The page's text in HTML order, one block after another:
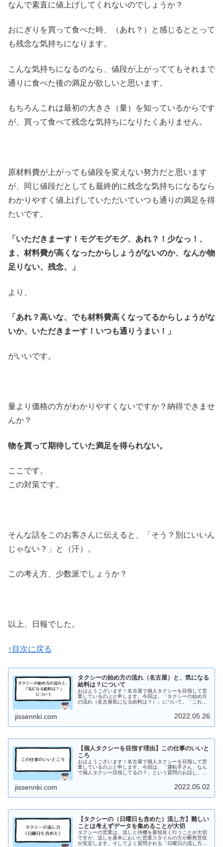
なんで素直に値上げしてくれないのでしょうか？
おにぎりを買って食べた時、（あれ？）と感じるととって
も残念な気持ちになります。
こんな気持ちになるのなら、値段が上がっててもそれまで
通りに食べた後の満足が欲しいと思います。
もちろんこれは最初の大きさ（量）を知っているからです
が、買って食べて残念な気持ちになりたくありません。
原材料費が上がっても値段を変えない努力だと思います
が、同じ値段だとしても最終的に残念な気持ちになるなら
わかりやすく値上げしていただいていつも通りの満足を得
たいです。
「いただきまーす！モグモグモグ、あれ？！少なっ！、
ま、材料費が高くなったからしょうがないのか、なんか物
足りない、残念、」
より、
「あれ？高いな、でも材料費高くなってるからしょうがな
いか、いただきまーす！いつも通りうまい！」
がいいです。
量より価格の方がわかりやすくないですか？納得できませ
んか？
物を買って期待していた満足を得られない。
ここです。
この対策です。
そんな話をこのお客さんに伝えると、「そう？別にいいん
じゃない？」と（汗）。
この考え方、少数派でしょうか？
以上、日報でした。
↑目次に戻る
タクシーの始め方の流れ（名古屋）と、気になる
給料は？について
おはようございます！名古屋で個人タクシーを目指して営
業しているのぶと申します。今回は、「タクシーの始め方
の流れ（名古屋気になる給料は？）」について。「これか
jissennki.com 2022.05.26
【個人タクシーを目指す理由】この仕事のいいと
ころ
おはようございます！名古屋で個人タクシーを目指して営
業しているのぶと申します。今回は、「運転手さん、なん
で個人タクシー目指してるの？」という質問のお話し。ず
ルできる」「稼いでくる。ですぐ現金が入る」「組織です
る仕事ではないので、報連相、協力、育成など人間関係の
jissennki.com 2022.05.02
【タクシーの（日曜日も含めた）流し方】難しい
ことは考えずデータを集めることが大切
タクシーの営業は、流しと待機を要領良く行うことが大切
ですが、流しを基本においた営業スタイルの方が断然営収
が安定します。そしてよく質問される「日曜日の流し方」